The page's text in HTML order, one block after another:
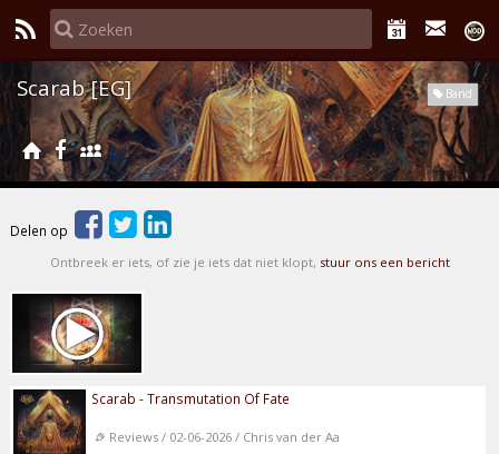
Band
Scarab [EG]
Delen op
Ontbreek er iets, of zie je iets dat niet klopt, stuur ons een bericht
Scarab - Transmutation Of Fate
Reviews / 02-06-2026 / Chris van der Aa